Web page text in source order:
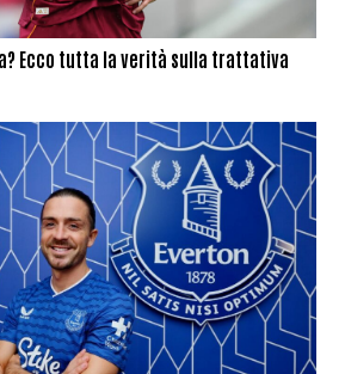
Ecco tutta la verità sulla trattativa